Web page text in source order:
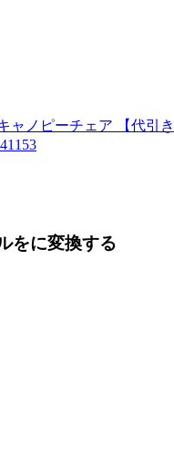
ャノピーチェア 【代引
をに変換する